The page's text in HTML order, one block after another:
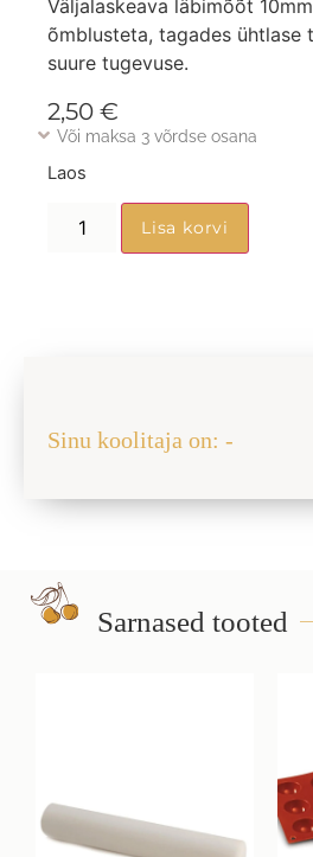
Väljalaskeava läbimõõt
õmblusteta, tagades ühtlase
suure tugevuse.
2,50 €
Või maksa 3 võrdse osana
Laos
Lisa korvi
Sinu koolitaja on: -
Sarnased tooted